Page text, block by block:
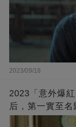
2023/09/18
2023「意外爆
后，第一實至名